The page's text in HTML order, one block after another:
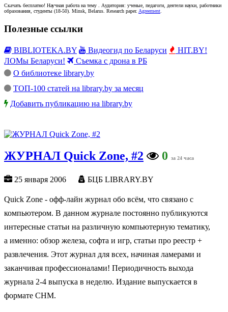
Скачать бесплатно! Научная работана тему . Аудитория: ученые, педагоги, деятели науки, работники
образования, студенты (18-50). Minsk, Belarus. Research paper. Agreement.
Полезные ссылки
BIBLIOTEKA.BY Видеогид по Беларуси
HIT.BY!
ЛОМы Беларуси!
Съемка с дрона в РБ
О библиотеке library.by
ТОП-100 статей на library.by за месяц
Добавить публикацию на library.by
ЖУРНАЛ Quick Zone, #2 0 за 24 часа
25 января 2006 БЦБ LIBRARY.BY
Quick Zone - офф-лайн журнал обо всём, что связано с
компьютером. В данном журнале постоянно публикуются
интересные статьи на различную компьютерную тематику,
а именно: обзор железа, софта и игр, статьи про реестр +
развлечения. Этот журнал для всех, начиная ламерами и
заканчивая профессионалами! Периодичность выхода
журнала 2-4 выпуска в неделю. Издание выпускается в
формате CHM.